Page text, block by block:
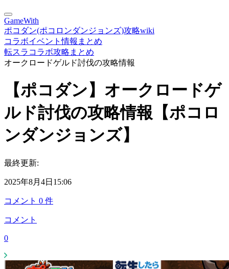
GameWith
ポコダン(ポコロンダンジョンズ)攻略wiki
コラボイベント情報まとめ
転スラコラボ攻略まとめ
オークロードゲルド討伐の攻略情報
【ポコダン】オークロードゲ
ルド討伐の攻略情報【ポコロ
ンダンジョンズ】
最終更新:
2025年8月4日15:06
コメント 0 件
コメント
0